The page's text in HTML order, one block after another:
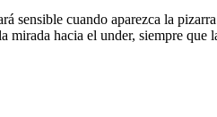
sensible cuando aparezca la
mirada hacia el under, siempre